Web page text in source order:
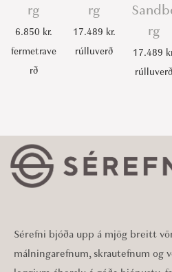
rg
6.850 kr.
fermetrave
rð
rg
17.489 kr.
rúlluverð
rg
17.489
rúlluverð
Sérefni bjóða upp á mjög breitt
málningarefnum, skrautefnum og